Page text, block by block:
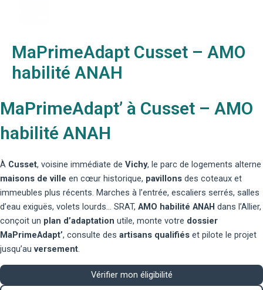
MaPrimeAdapt Cusset – AMO
habilité ANAH
MaPrimeAdapt’ à Cusset – AMO
habilité ANAH
À Cusset, voisine immédiate de Vichy, le parc de logements alterne
maisons de ville en cœur historique, pavillons des coteaux et
immeubles plus récents. Marches à l’entrée, escaliers serrés, salles
d’eau exiguës, volets lourds… SRAT, AMO habilité ANAH dans l’Allier,
conçoit un plan d’adaptation utile, monte votre dossier
MaPrimeAdapt’, consulte des artisans qualifiés et pilote le projet
jusqu’au versement.
Vérifier mon éligibilité